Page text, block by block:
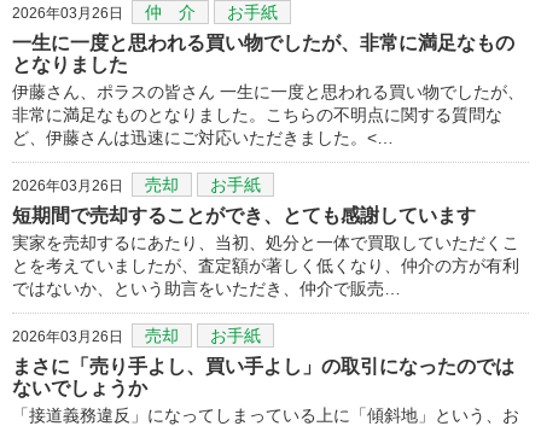
2026年03月26日 仲 介 お手紙
一生に一度と思われる買い物でしたが、非常に満足なもの
となりました
伊藤さん、ポラスの皆さん 一生に一度と思われる買い物でしたが、
非常に満足なものとなりました。こちらの不明点に関する質問な
ど、伊藤さんは迅速にご対応いただきました。<…
2026年03月26日 売却 お手紙
短期間で売却することができ、とても感謝しています
実家を売却するにあたり、当初、処分と一体で買取していただくこ
とを考えていましたが、査定額が著しく低くなり、仲介の方が有利
ではないか、という助言をいただき、仲介で販売…
2026年03月26日 売却 お手紙
まさに「売り手よし、買い手よし」の取引になったのでは
ないでしょうか
「接道義務違反」になってしまっている上に「傾斜地」という、お